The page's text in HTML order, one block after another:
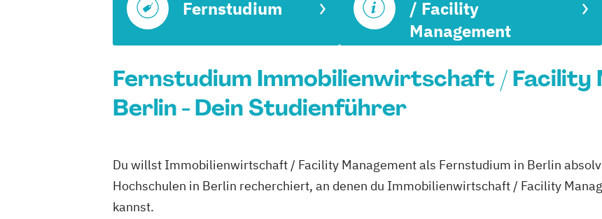
Fernstudium
/ Facility
Management
Fernstudium Immobilienwirtschaft / Facility
Berlin - Dein Studienführer
Du willst Immobilienwirtschaft / Facility Management als Fernstudium in Berlin
Hochschulen in Berlin recherchiert, an denen du Immobilienwirtschaft / Facility
kannst.